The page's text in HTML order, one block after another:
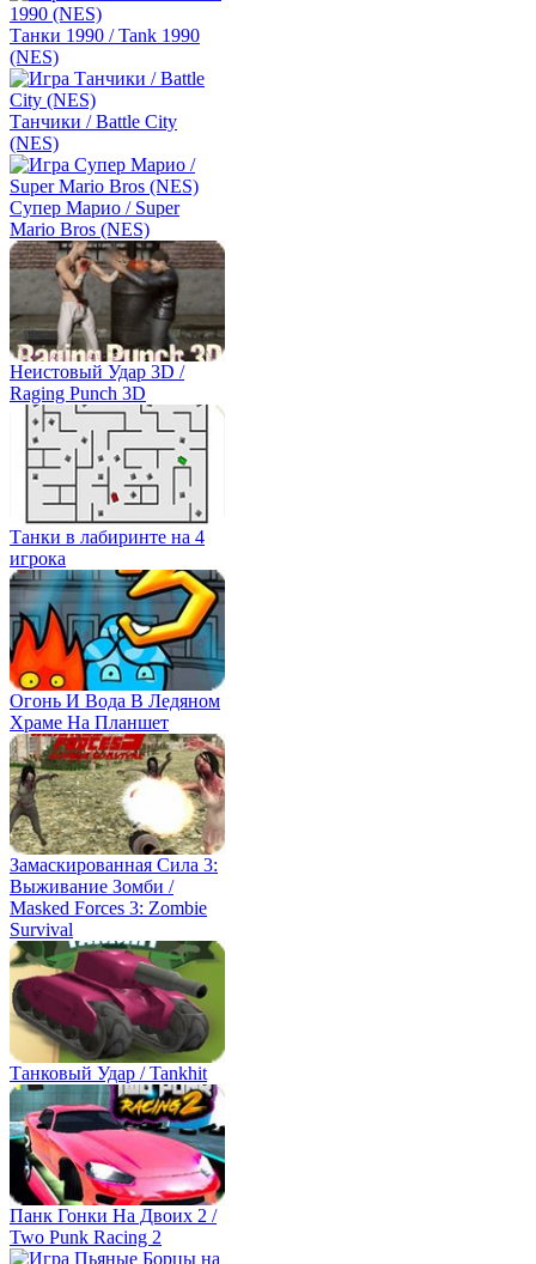
Танки 1990 / Tank 1990
(NES)
Танчики / Battle City
(NES)
Супер Марио / Super
Mario Bros (NES)
Неистовый Удар 3D /
Raging Punch 3D
Танки в лабиринте на 4
игрока
Огонь И Вода В Ледяном
Храме На Планшет
Замаскированная Сила 3:
Выживание Зомби /
Masked Forces 3: Zombie
Survival
Танковый Удар / Tankhit
Панк Гонки На Двоих 2 /
Two Punk Racing 2